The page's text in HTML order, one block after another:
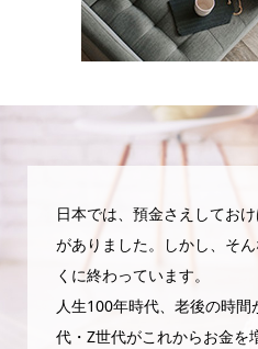
日本では、預金さえしてお
がありました。しかし、そ
くに終わっています。
人生100年時代、老後の時
代・Z世代がこれからお金を